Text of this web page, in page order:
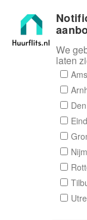
Door een
aanbieder of
We
laten